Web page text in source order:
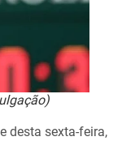
desta sexta-feira,